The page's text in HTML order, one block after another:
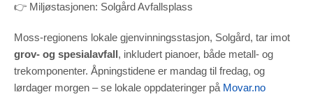
👉 Miljøstasjonen: Solgård Avfallsplass
Moss-regionens lokale gjenvinningsstasjon, Solgård, tar imot
grov- og spesialavfall, inkludert pianoer, både metall- og
trekomponenter. Åpningstidene er mandag til fredag, og
lørdager morgen – se lokale oppdateringer på Movar.no